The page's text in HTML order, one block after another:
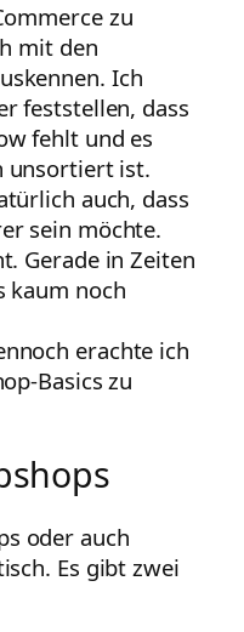
zu
mit den
Ich
feststellen, dass
fehlt und es
unsortiert ist.
auch, dass
sein möchte.
Gerade in Zeiten
kaum noch
erachte ich
Basics zu
oder auch
Es gibt zwei